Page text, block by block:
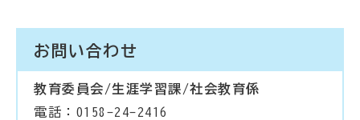
お問い合わせ
教育委員会/生涯学習課/社会教育係
電話：0158-24-2416